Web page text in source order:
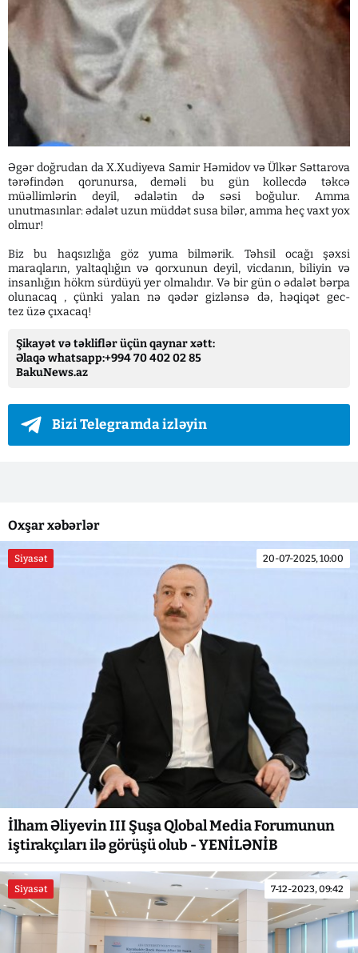
Əgər doğrudan da X.Xudiyeva Samir Həmidov və Ülkər Səttarova
tərəfindən qorunursa, deməli bu gün kollecdə təkcə
müəllimlərin deyil, ədalətin də səsi boğulur. Amma
unutmasınlar: ədalət uzun müddət susa bilər, amma heç vaxt yox
olmur!
Biz bu haqsızlığa göz yuma bilmərik. Təhsil ocağı şəxsi
maraqların, yaltaqlığın və qorxunun deyil, vicdanın, biliyin və
insanlığın hökm sürdüyü yer olmalıdır. Və bir gün o ədalət bərpa
olunacaq , çünki yalan nə qədər gizlənsə də, həqiqət gec-
tez üzə çıxacaq!
Şikayət və təkliflər üçün qaynar xətt:
Əlaqə whatsapp:+994 70 402 02 85
BakuNews.az
Bizi Telegramda izləyin
Oxşar xəbərlər
Siyasət 20-07-2025, 10:00
İlham Əliyevin III Şuşa Qlobal Media Forumunun
iştirakçıları ilə görüşü olub - YENİLƏNİB
Siyasət 7-12-2023, 09:42